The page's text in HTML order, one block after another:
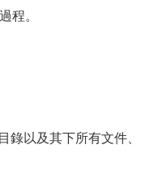
程。
錄以及其下所有文件、